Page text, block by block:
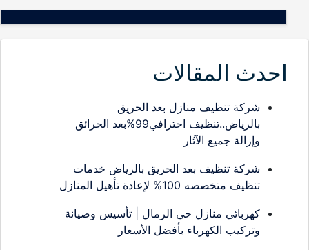
احدث المقالات
شركة تنظيف منازل بعد الحريق
بالرياض..تنظيف احترافي99%بعد الحرائق
وإزالة جميع الآثار
شركة تنظيف بعد الحريق بالرياض خدمات
تنظيف متخصصه 100% لإعادة تأهيل المنازل
كهربائي منازل حي الرمال | تأسيس وصيانة
وتركيب الكهرباء بأفضل الأسعار